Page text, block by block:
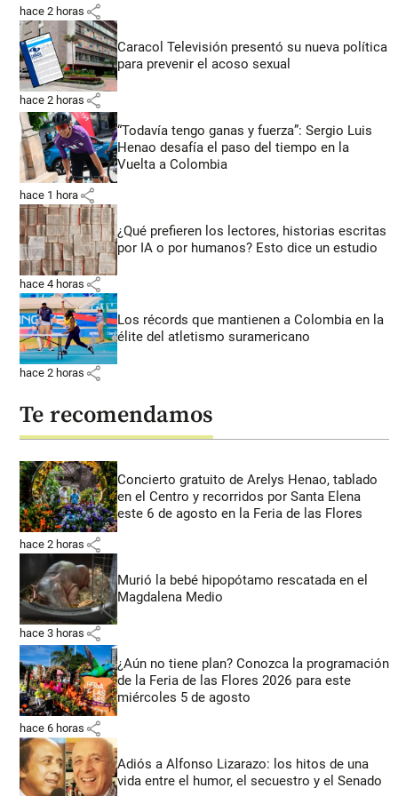
hace 2 horas share
Caracol Televisión presentó su nueva política
para prevenir el acoso sexual
hace 2 horas share
“Todavía tengo ganas y fuerza”: Sergio Luis
Henao desafía el paso del tiempo en la
Vuelta a Colombia
hace 1 hora share
¿Qué prefieren los lectores, historias escritas
por IA o por humanos? Esto dice un estudio
hace 4 horas share
Los récords que mantienen a Colombia en la
élite del atletismo suramericano
hace 2 horas share
Te recomendamos
Concierto gratuito de Arelys Henao, tablado
en el Centro y recorridos por Santa Elena
este 6 de agosto en la Feria de las Flores
hace 2 horas share
Murió la bebé hipopótamo rescatada en el
Magdalena Medio
hace 3 horas share
¿Aún no tiene plan? Conozca la programación
de la Feria de las Flores 2026 para este
miércoles 5 de agosto
hace 6 horas share
Adiós a Alfonso Lizarazo: los hitos de una
vida entre el humor, el secuestro y el Senado